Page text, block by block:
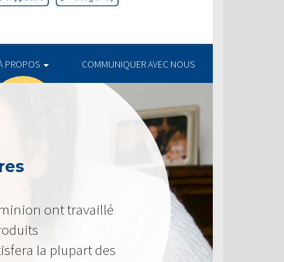
PROPOS COMMUNIQUER AVEC NOUS
ont travaillé
la plupart des